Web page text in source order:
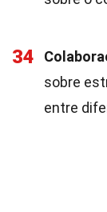
34
sobre
entre